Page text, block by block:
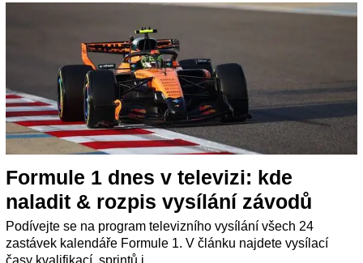
Formule 1 dnes v televizi: kde
naladit & rozpis vysílání závodů
Podívejte se na program televizního vysílání všech 24
zastávek kalendáře Formule 1. V článku najdete vysílací
časy kvalifikací, sprintů i...